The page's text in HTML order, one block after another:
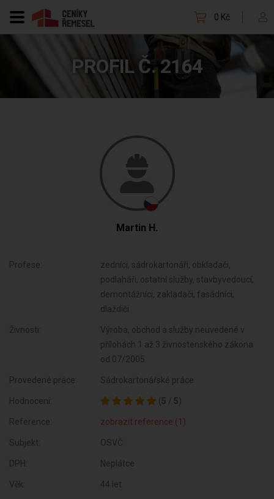
0 Kč
PROFIL Č. 2164
Martin H.
Profese:
zedníci, sádrokartonáři, obkladači,
podlaháři, ostatní služby, stavbyvedoucí,
demontážníci, zakladači, fasádníci,
dlaždiči
Živnosti:
Výroba, obchod a služby neuvedené v
přílohách 1 až 3 živnostenského zákona
od 07/2005
Provedené práce: Sádrokartonářské práce
Hodnocení: ( 5 / 5)
Reference: zobrazit reference (1)
Subjekt: OSVČ
DPH: Neplátce
Věk: 44 let